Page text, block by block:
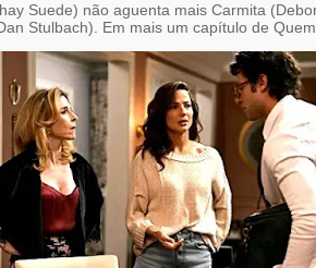
Suede) não aguenta mais Carmita
Stulbach). Em mais um capítulo de